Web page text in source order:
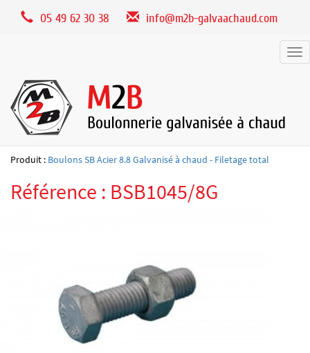
05 49 62 30 38 info@m2b-galvaachaud.com
Produit : Boulons SB Acier 8.8 Galvanisé à chaud - Filetage total
Référence : BSB1045/8G